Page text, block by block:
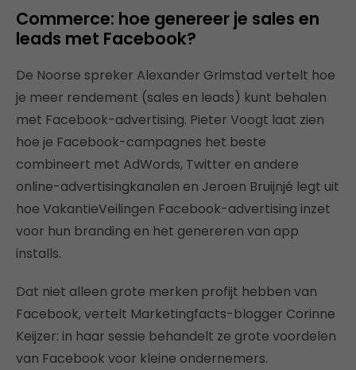
Commerce: hoe genereer je sales en
leads met Facebook?
De Noorse spreker Alexander Grimstad vertelt hoe
je meer rendement (sales en leads) kunt behalen
met Facebook-advertising. Pieter Voogt laat zien
hoe je Facebook-campagnes het beste
combineert met AdWords, Twitter en andere
online-advertisingkanalen en Jeroen Bruijnjé legt uit
hoe VakantieVeilingen Facebook-advertising inzet
voor hun branding en het genereren van app
installs.
Dat niet alleen grote merken profijt hebben van
Facebook, vertelt Marketingfacts-blogger Corinne
Keijzer: in haar sessie behandelt ze grote voordelen
van Facebook voor kleine ondernemers.